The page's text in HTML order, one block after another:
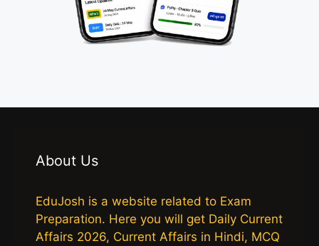
About Us
EduJosh is a website related to Exam
Preparation. Here you will get Daily Current
Affairs 2026, Current Affairs in Hindi, MCQ